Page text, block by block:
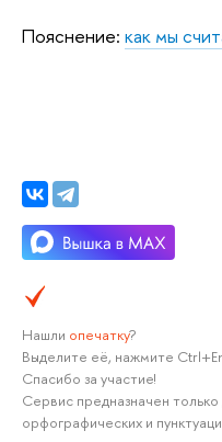
Пояснение: как мы
Нашли опечатку?
Выделите её, нажмите
Спасибо за участие!
Сервис предназначен
орфографических и